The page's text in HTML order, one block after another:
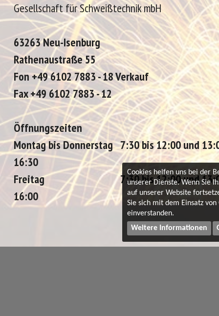
Gesellschaft für Schweißtechnik mbH
63263 Neu-Isenburg
Rathenaustraße 55
Fon +49 6102 7883 - 18 Verkauf
Fax +49 6102 7883 - 12
Öffnungszeiten
Montag bis Donnerstag 7:30 bis 12:00 und
16:30
Freitag 7:30 bis 12:00 und
16:00
Cookies helfen uns bei der
unserer Dienste. Wenn Sie
auf unserer Website
Sie sich mit dem Einsatz von
einverstanden.
Weitere Informationen